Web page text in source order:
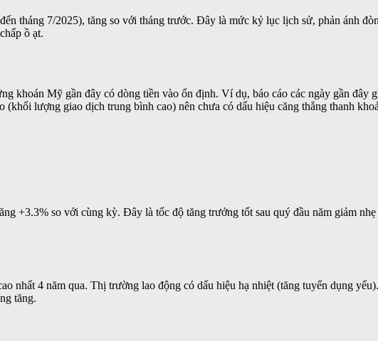
tháng 7/2025), tăng so với tháng trước. Đây là mức kỷ lục lịch sử, phản ánh
ồ ạt.
khoán Mỹ gần đây có dòng tiền vào ổn định. Ví dụ, báo cáo các ngày gần đây
lượng giao dịch trung bình cao) nên chưa có dấu hiệu căng thẳng thanh
+3.3% so với cùng kỳ. Đây là tốc độ tăng trưởng tốt sau quý đầu năm giảm
nhất 4 năm qua. Thị trường lao động có dấu hiệu hạ nhiệt (tăng tuyển dụng
tăng.